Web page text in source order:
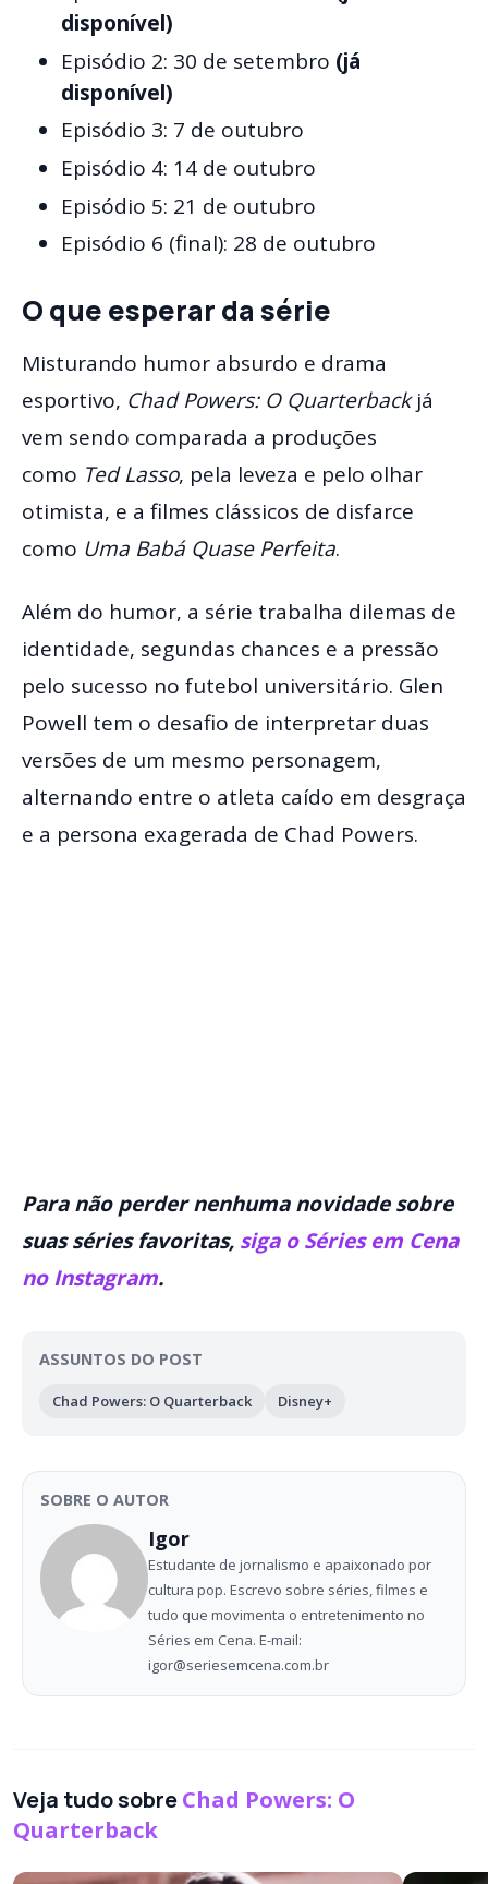
disponível)
Episódio 2: 30 de setembro (já
disponível)
Episódio 3: 7 de outubro
Episódio 4: 14 de outubro
Episódio 5: 21 de outubro
Episódio 6 (final): 28 de outubro
O que esperar da série
Misturando humor absurdo e drama
esportivo, Chad Powers: O Quarterbackjá
vem sendo comparada a produções
como Ted Lasso, pela leveza e pelo olhar
otimista, e a filmes clássicos de disfarce
como Uma Babá Quase Perfeita.
Além do humor, a série trabalha dilemas de
identidade, segundas chances e a pressão
pelo sucesso no futebol universitário. Glen
Powell tem o desafio de interpretar duas
versões de um mesmo personagem,
alternando entre o atleta caído em desgraça
e a persona exagerada de Chad Powers.
Para não perder nenhuma novidade sobre
suas séries favoritas, siga o Séries em Cena
no Instagram.
ASSUNTOS DO POST
Chad Powers: O Quarterback Disney+
SOBRE O AUTOR
Igor
Estudante de jornalismo e apaixonado por
cultura pop. Escrevo sobre séries, filmes e
tudo que movimenta o entretenimento no
Séries em Cena. E-mail:
igor@seriesemcena.com.br
Veja tudo sobreChad Powers: O
Quarterback